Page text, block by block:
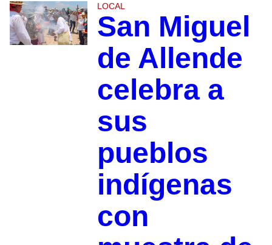
LOCAL
San Miguel
de Allende
celebra a
sus
pueblos
indígenas
con